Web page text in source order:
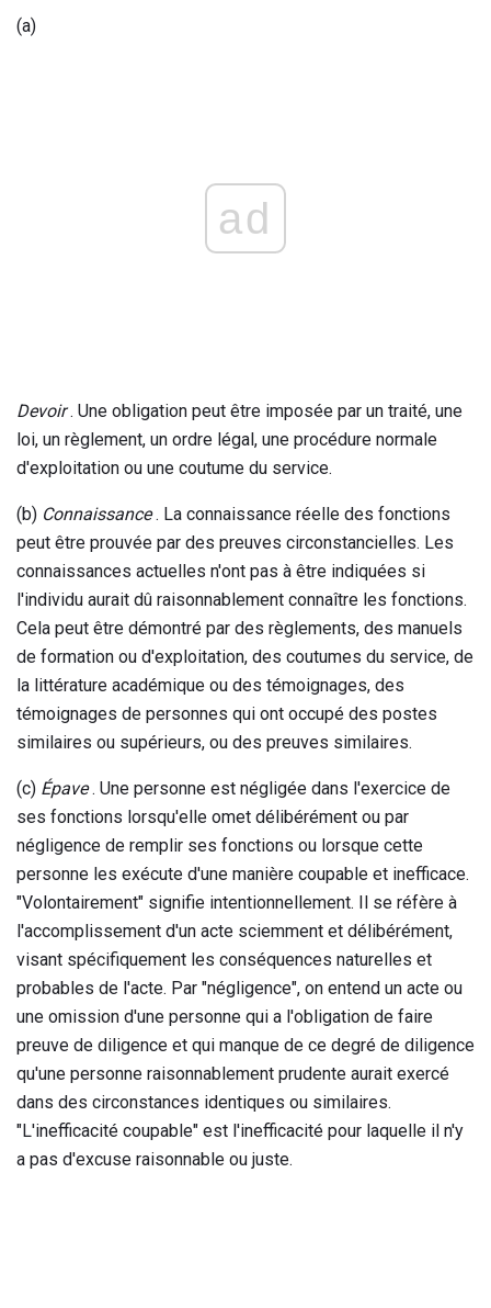
(a)
ad
Devoir. Une obligation peut être imposée par un traité, une
loi, un règlement, un ordre légal, une procédure normale
d'exploitation ou une coutume du service.
(b) Connaissance. La connaissance réelle des fonctions
peut être prouvée par des preuves circonstancielles. Les
connaissances actuelles n'ont pas à être indiquées si
l'individu aurait dû raisonnablement connaître les fonctions.
Cela peut être démontré par des règlements, des manuels
de formation ou d'exploitation, des coutumes du service, de
la littérature académique ou des témoignages, des
témoignages de personnes qui ont occupé des postes
similaires ou supérieurs, ou des preuves similaires.
(c) Épave. Une personne est négligée dans l'exercice de
ses fonctions lorsqu'elle omet délibérément ou par
négligence de remplir ses fonctions ou lorsque cette
personne les exécute d'une manière coupable et inefficace.
"Volontairement" signifie intentionnellement. Il se réfère à
l'accomplissement d'un acte sciemment et délibérément,
visant spécifiquement les conséquences naturelles et
probables de l'acte. Par "négligence", on entend un acte ou
une omission d'une personne qui a l'obligation de faire
preuve de diligence et qui manque de ce degré de diligence
qu'une personne raisonnablement prudente aurait exercé
dans des circonstances identiques ou similaires.
"L'inefficacité coupable" est l'inefficacité pour laquelle il n'y
a pas d'excuse raisonnable ou juste.